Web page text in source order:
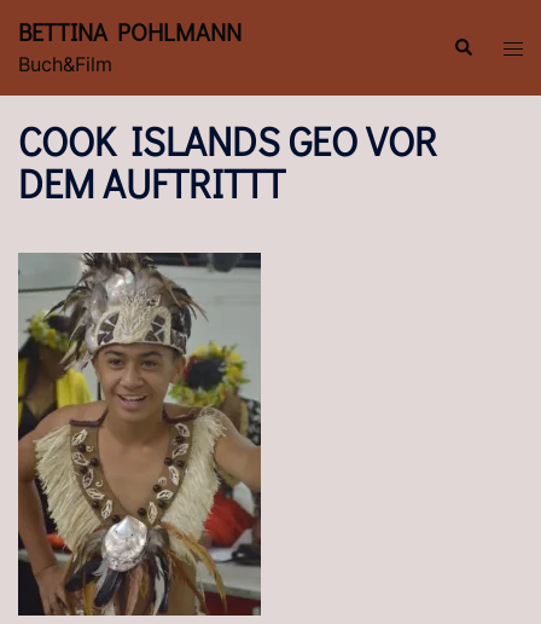
Inhalt
springen
BETTINA POHLMANN
Buch&Film
Suche
COOK ISLANDS GEO VOR
DEM AUFTRITTT